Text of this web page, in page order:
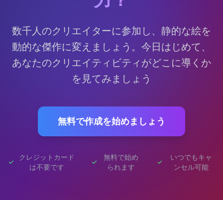
数千人のクリエイターに参加し、静的な絵を
動的な傑作に変えましょう。今日はじめて、
あなたのクリエイティビティがどこに導くか
を見てみましょう
無料で作成を始めましょう
クレジットカード
は不要です
無料で始め
られます
いつでもキャ
ンセル可能